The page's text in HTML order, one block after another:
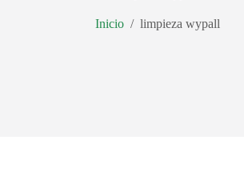
Inicio / limpieza wypall